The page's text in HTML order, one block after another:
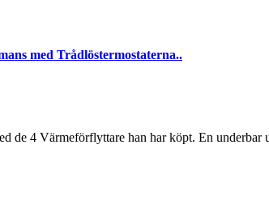
med Trådlöstermostaterna..
de 4 Värmeförflyttare han har köpt. En underbar